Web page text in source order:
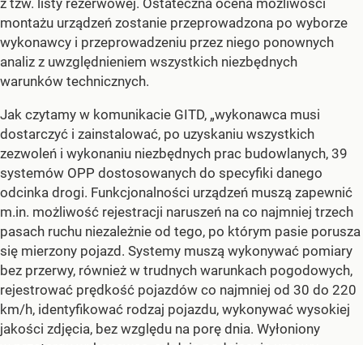
montażu urządzeń zostanie przeprowadzona po wyborze
wykonawcy i przeprowadzeniu przez niego ponownych
analiz z uwzględnieniem wszystkich niezbędnych
warunków technicznych.
Jak czytamy w komunikacie GITD, „wykonawca musi
dostarczyć i zainstalować, po uzyskaniu wszystkich
zezwoleń i wykonaniu niezbędnych prac budowlanych, 39
systemów OPP dostosowanych do specyfiki danego
odcinka drogi. Funkcjonalności urządzeń muszą zapewnić
m.in. możliwość rejestracji naruszeń na co najmniej trzech
pasach ruchu niezależnie od tego, po którym pasie porusza
się mierzony pojazd. Systemy muszą wykonywać pomiary
bez przerwy, również w trudnych warunkach pogodowych,
rejestrować prędkość pojazdów co najmniej od 30 do 220
km/h, identyfikować rodzaj pojazdu, wykonywać wysokiej
jakości zdjęcia, bez względu na porę dnia. Wyłoniony